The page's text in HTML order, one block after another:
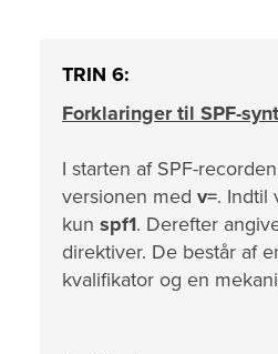
TRIN 6:
Forklaringer til SPF-
I starten af SPF-
versionen med v=. Indtil
kun spf1. Derefter
direktiver. De består af
kvalifikator og en